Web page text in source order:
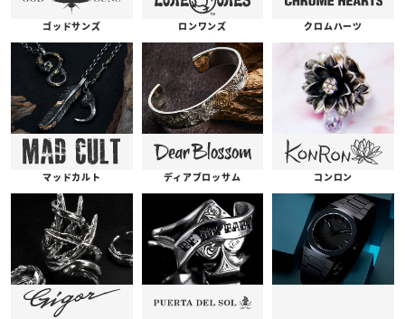
ゴッドサンズ ロンワンズ クロムハーツ
マッドカルト ディアブロッサム コンロン